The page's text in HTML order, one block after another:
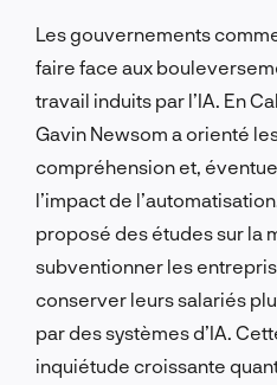
Les gouvernements
faire face aux
travail induits par l’IA. En
Gavin Newsom a orienté
compréhension et,
l’impact de
proposé des études sur la
subventionner les
conserver leurs salariés
par des systèmes d’IA.
inquiétude croissante